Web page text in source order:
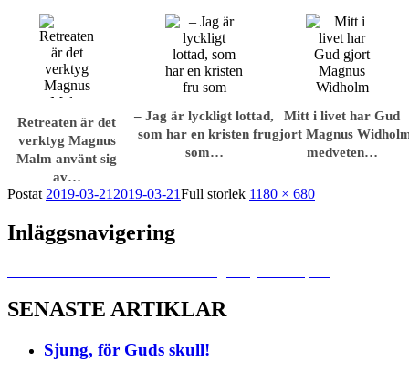
Retreaten är det
verktyg Magnus
Malm använt sig
av…
– Jag är lyckligt lottad,
som har en kristen fru
som…
Mitt i livet har Gud
gjort Magnus
medveten…
Postat 2019-03-21 2019-03-21Full storlek 1180 × 680
Inläggsnavigering
SENASTE ARTIKLAR
Sjung, för Guds skull!